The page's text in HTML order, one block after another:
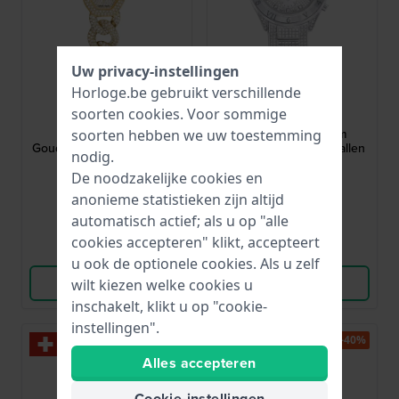
Swarovski
5668854
Dextera 20 mm
Goudkleurig dameshorloge
met kristallen
€ 450,-
● Op voorraad
Vergelijk
Bekijk Product
Swarovski
5668845
Dextera Lux 40 mm
Chronograaf met kristallen
● Op voorraad
Vergelijk
Bekijk Product
-40%
Uw privacy-instellingen
Horloge.be gebruikt verschillende
soorten cookies. Voor sommige
soorten hebben we uw toestemming
nodig.
De noodzakelijke cookies en
anonieme statistieken zijn altijd
automatisch actief; als u op "alle
cookies accepteren" klikt, accepteert
u ook de optionele cookies. Als u zelf
wilt kiezen welke cookies u
inschakelt, klikt u op "cookie-
instellingen".
Alles accepteren